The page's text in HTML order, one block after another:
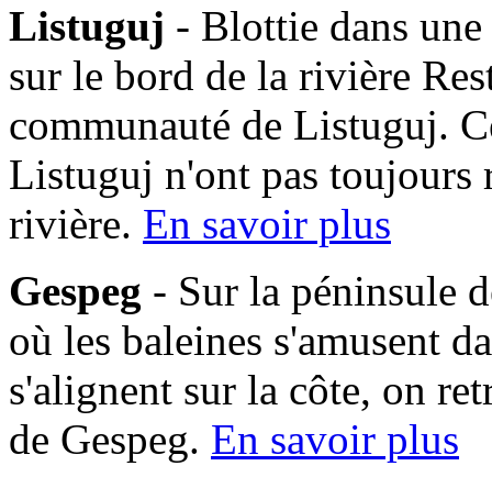
Listuguj - Blottie dans une
sur le bord de la rivière
communauté de Listuguj.
Listuguj n'ont pas toujours
rivière. En savoir plus
Gespeg - Sur la péninsule
où les baleines s'amusent
s'alignent sur la côte, on
de Gespeg. En savoir plus